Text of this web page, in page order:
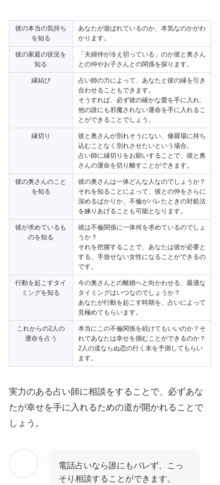
彼の本当の気持ち
を知る
あなたが遊ばれているのか、本気なのかがわ
かります。
彼の家庭の状況を
知る
「夫婦仲が冷え切っている」のか彼と奥さん
との仲やお子さんとの関係を探ります。
縁結び
占い師の力によって、あなたと彼の縁を引き
合わせることもできます。
そうすれば、必ず彼の確かな愛を手に入れ、
他の誰にも邪魔されない運命を手に入れるこ
とができることでしょう。
縁切り
彼と奥さんが別れそうにない、修羅場に持ち
込むことなく別れさせたいという場合。
占い師に縁切りをお願いすることで、彼と奥
さんの運命を切り離すことができます。
彼の奥さんのこと
を知る
彼の奥さんは一体どんな人なのでしょうか？
それを知ることによって、彼との仲をさらに
深めるばかりか、不倫がバレたときの対処法
を練りあげることも可能となります。
彼が求めているも
のを知る
彼は不倫関係に一体何を求めているのでしょ
うか？
それを把握することで、あなたは彼が必要と
する、手放せない女性になることができるの
です。
行動を起こすタイ
ミングを知る
今の奥さんとの離婚へと向かわせる、最適な
タイミングはいつなのでしょうか？
あなたが行動を起こす時期を、占いによって
見極めてもらいます。
これからの2人の
運命を占う
本当にこの不倫関係を続けてもいいのか？そ
れであなたは幸せを掴むことができるのか？
2人の道ならぬ恋の行く末を予測してもらい
ます。
実力のある占い師に相談をすることで、必ずあな
たが幸せを手に入れるための道が開かれることで
しょう。
電話占いなら誰にもバレず、こっ
そり相談することができます。